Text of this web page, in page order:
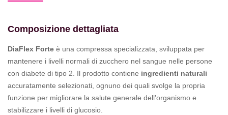
Composizione dettagliata
DiaFlex Forte è una compressa specializzata, sviluppata per
mantenere i livelli normali di zucchero nel sangue nelle persone
con diabete di tipo 2. Il prodotto contiene ingredienti naturali
accuratamente selezionati, ognuno dei quali svolge la propria
funzione per migliorare la salute generale dell’organismo e
stabilizzare i livelli di glucosio.